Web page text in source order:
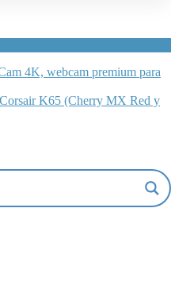
4K, webcam premium para
K65 (Cherry MX Red y